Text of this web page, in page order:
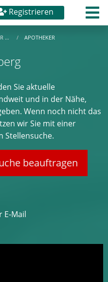
Registrieren
… APOTHEKER
Sie aktuelle
und in der Nähe,
Wenn noch nicht das
wir Sie mit einer
Stellensuche.
beauftragen
E-Mail